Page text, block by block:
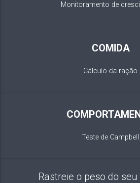
Monitoramento de
COMIDA
Cálculo da ração
Teste de Campbell
Rastreie o peso do